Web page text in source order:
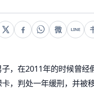
微 LINE
，在2011年的时候曾
，判处一年缓刑，并被